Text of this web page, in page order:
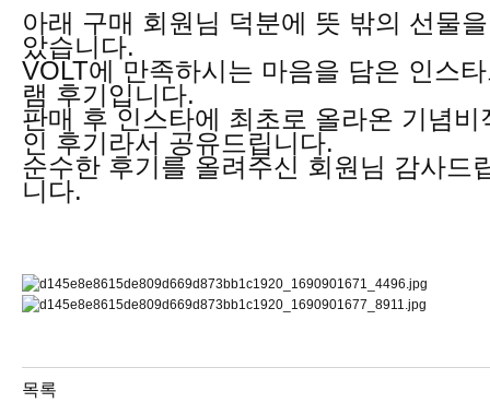
아래 구매 회원님 덕분에 뜻 밖의 선물
았습니다.
VOLT에 만족하시는 마음을 담은 인스
램 후기입니다.
판매 후 인스타에 최초로 올라온 기념비
인 후기라서 공유드립니다.
순수한 후기를 올려주신 회원님 감사드
니다.
목록